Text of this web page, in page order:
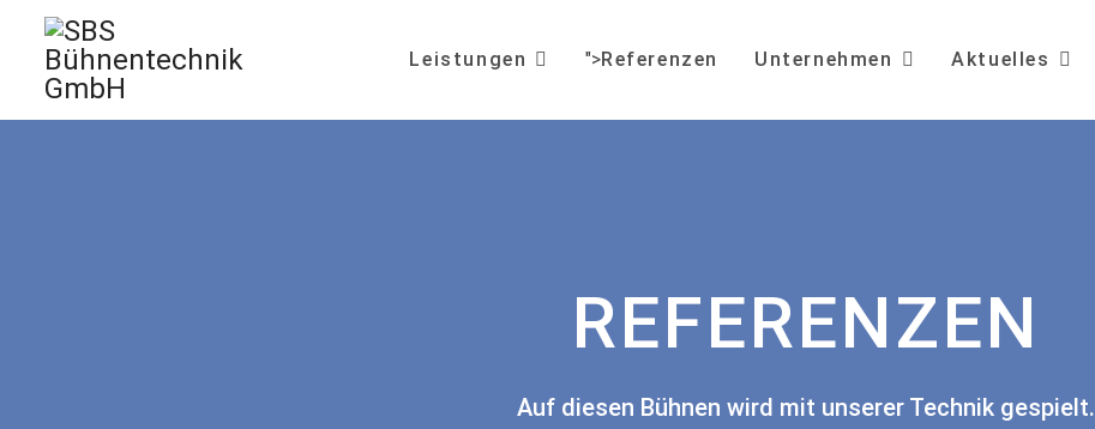
Leistungen ">Referenzen Unternehmen Aktuelles
REFERENZEN
Auf diesen Bühnen wird mit unserer Technik gespielt.